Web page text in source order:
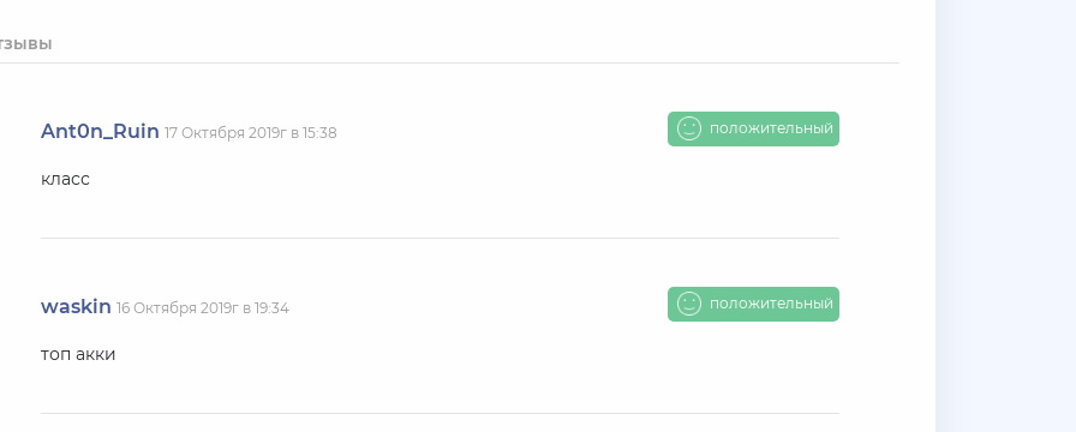
Ant0n_Ruin 17 Октября 2019г в 15:38 положительный
класс
waskin 16 Октября 2019г в 19:34 положительный
топ акки